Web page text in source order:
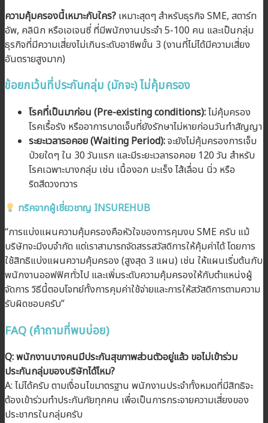
ความคุ้มครองนี้เหมาะกับใคร? เหมาะสุดๆ สำหรับธุรกิจ SME, สตาร์ท
อัพ, คลินิก หรือเอเจนซี่ ที่มีพนักงานประจำ 5-100 คน และเป็นกลุ่ม
ธุรกิจที่มีความเสี่ยงไม่เกินระดับอาชีพขั้น 3 (งานที่ไม่ได้มีความเสี่ยง
อันตรายสูงมาก)
ข้อยกเว้นที่ประกันกลุ่ม (มักจะ) ไม่คุ้มครอง
โรคที่เป็นมาก่อน (Pre-existing conditions):ไม่คุ้มครอง
โรคเรื้อรัง หรืออาการบาดเจ็บที่ยังรักษาไม่หายก่อนวันทำสัญญา
ระยะเวลารอคอย (Waiting Period):จะยังไม่คุ้มครองการเจ็บ
ป่วยใดๆ ใน 30 วันแรก และมีระยะเวลารอคอย 120 วัน สำหรับ
โรคเฉพาะบางกลุ่ม เช่น เนื้องอก มะเร็ง ไส้เลื่อน นิ่ว หรือ
ริดสีดวงทวาร
ทริคจากผู้เชี่ยวชาญ INSUREHUB
“การแบ่งแผนความคุ้มครองคือหัวใจของการคุมงบ SME ครับ แม้
บริษัทจะมีงบจำกัด แต่เราสามารถจัดสรรสวัสดิการให้คุ้มค่าได้ โดยการ
ใช้สิทธิแบ่งแผนความคุ้มครอง (สูงสุด 3 แผน) เช่น ให้แผนเริ่มต้นกับ
พนักงานออฟฟิศทั่วไป และเพิ่มระดับความคุ้มครองให้กับตำแหน่งผู้
จัดการ วิธีนี้ตอบโจทย์ทั้งการคุมค่าใช้จ่ายและการให้สวัสดิการตามความ
รับผิดชอบครับ”
FAQ (คำถามที่พบบ่อย)
Q: พนักงานบางคนมีประกันสุขภาพส่วนตัวอยู่แล้ว ขอไม่เข้าร่วม
ประกันกลุ่มของบริษัทได้ไหม?
A: ไม่ได้ครับ ตามเงื่อนไขมาตรฐาน พนักงานประจำทั้งหมดที่มีสิทธิจะ
ต้องเข้าร่วมทำประกันภัยทุกคน เพื่อเป็นการกระจายความเสี่ยงของ
ประชากรในกลุ่มครับ